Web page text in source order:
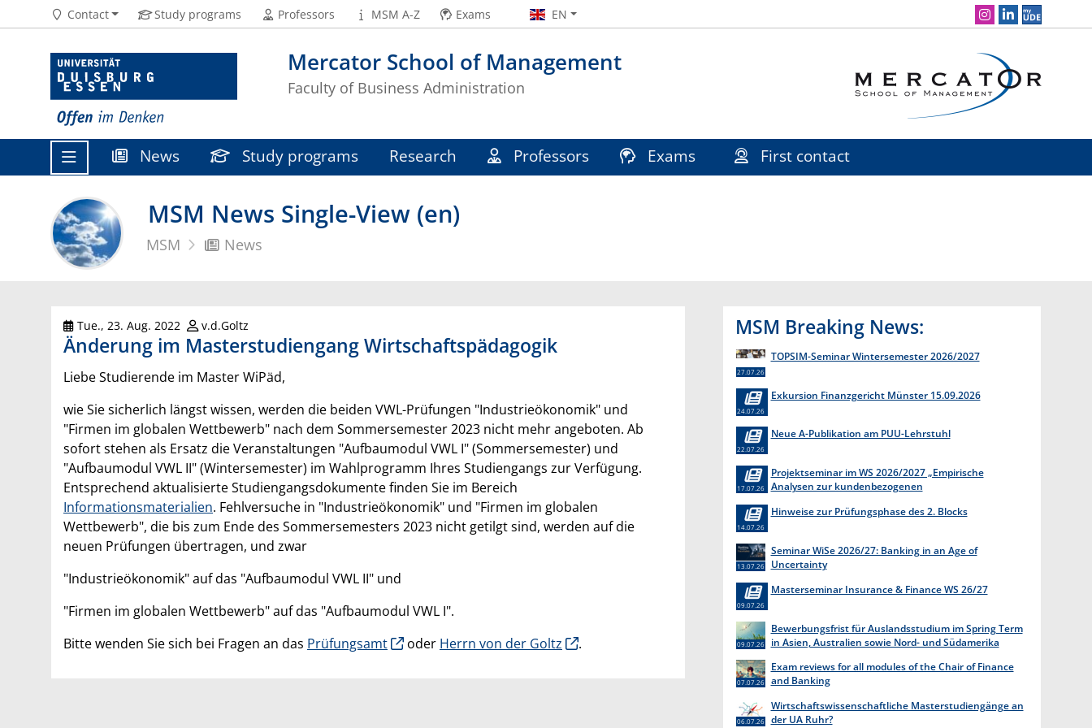
Mercator School of Management
Faculty of Business Administration
Contact Study programs Professors MSM A-Z Exams EN Social Media Navigation
News Study programs Research Professors Exams First contact
MSM News Single-View (en)
MSM News
Tue., 23. Aug. 2022 v.d.Goltz
Änderung im Masterstudiengang Wirtschaftspädagogik
Liebe Studierende im Master WiPäd,
wie Sie sicherlich längst wissen, werden die beiden VWL-Prüfungen "Industrieökonomik" und
"Firmen im globalen Wettbewerb" nach dem Sommersemester 2023 nicht mehr angeboten. Ab
sofort stehen als Ersatz die Veranstaltungen "Aufbaumodul VWL I" (Sommersemester) und
"Aufbaumodul VWL II" (Wintersemester) im Wahlprogramm Ihres Studiengangs zur Verfügung.
Entsprechend aktualisierte Studiengangsdokumente finden Sie im Bereich
Informationsmaterialien. Fehlversuche in "Industrieökonomik" und "Firmen im globalen
Wettbewerb", die bis zum Ende des Sommersemesters 2023 nicht getilgt sind, werden auf die
neuen Prüfungen übertragen, und zwar
"Industrieökonomik" auf das "Aufbaumodul VWL II" und
"Firmen im globalen Wettbewerb" auf das "Aufbaumodul VWL I".
Bitte wenden Sie sich bei Fragen an das Prüfungsamt oder Herrn von der Goltz .
MSM Breaking News:
TOPSIM-Seminar Wintersemester 2026/2027
27.07.26
Exkursion Finanzgericht Münster 15.09.2026
24.07.26
Neue A-Publikation am PUU-Lehrstuhl
22.07.26
Projektseminar im WS 2026/2027 „Empirische
Analysen zur kundenbezogenen
17.07.26
Hinweise zur Prüfungsphase des 2. Blocks
14.07.26
Seminar WiSe 2026/27: Banking in an Age of
Uncertainty
13.07.26
Masterseminar Insurance & Finance WS 26/27
09.07.26
Bewerbungsfrist für Auslandsstudium im Spring Term
in Asien, Australien sowie Nord- und Südamerika
09.07.26
Exam reviews for all modules of the Chair of Finance
and Banking
07.07.26
Wirtschaftswissenschaftliche Masterstudiengänge an
der UA Ruhr?
06.07.26